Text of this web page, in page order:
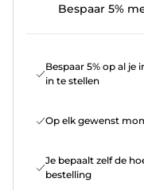
Bespaar 5%
Bespaar 5% op al
in te stellen
Op elk gewenst
Je bepaalt zelf de
bestelling